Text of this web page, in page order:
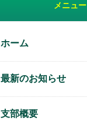
メニュー
ホーム
最新のお知らせ
支部概要